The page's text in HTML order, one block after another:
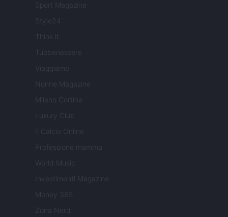
Sport Magazine
Style24
Think.it
Tuobenessere
Viaggiamo
Nonne Magazine
Milano Cortina
Luxury Club
Il Calcio Online
Professione mamma
World Music
Investimenti Magazine
Money 365
Zona Nerd